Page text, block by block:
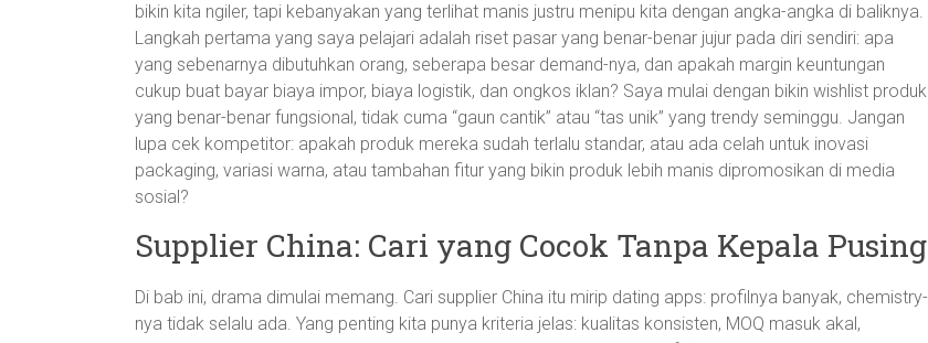
bikin kita ngiler, tapi kebanyakan yang terlihat manis justru menipu kita dengan angka-angka di baliknya.
Langkah pertama yang saya pelajari adalah riset pasar yang benar-benar jujur pada diri sendiri: apa
yang sebenarnya dibutuhkan orang, seberapa besar demand-nya, dan apakah margin keuntungan
cukup buat bayar biaya impor, biaya logistik, dan ongkos iklan? Saya mulai dengan bikin wishlist produk
yang benar-benar fungsional, tidak cuma “gaun cantik” atau “tas unik” yang trendy seminggu. Jangan
lupa cek kompetitor: apakah produk mereka sudah terlalu standar, atau ada celah untuk inovasi
packaging, variasi warna, atau tambahan fitur yang bikin produk lebih manis dipromosikan di media
sosial?
Supplier China: Cari yang Cocok Tanpa Kepala Pusing
Di bab ini, drama dimulai memang. Cari supplier China itu mirip dating apps: profilnya banyak, chemistry-
nya tidak selalu ada. Yang penting kita punya kriteria jelas: kualitas konsisten, MOQ masuk akal,